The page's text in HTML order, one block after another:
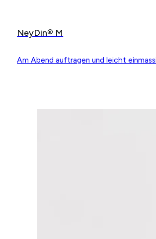
NeyDin® M
Am Abend auftragen und leicht